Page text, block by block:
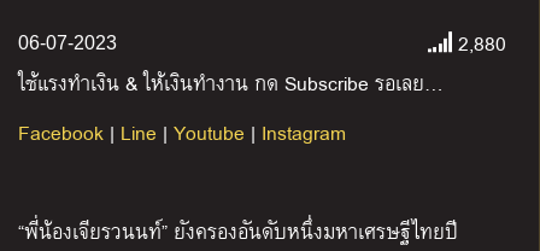
06-07-2023
2,880
ใช้แรงทำเงิน&ให้เงินทำงาน กด Subscribe รอเลย…
Facebook | Line | Youtube | Instagram
“พี่น้องเจียรวนนท์” ยังครองอันดับหนึ่งมหาเศรษฐีไทยปี